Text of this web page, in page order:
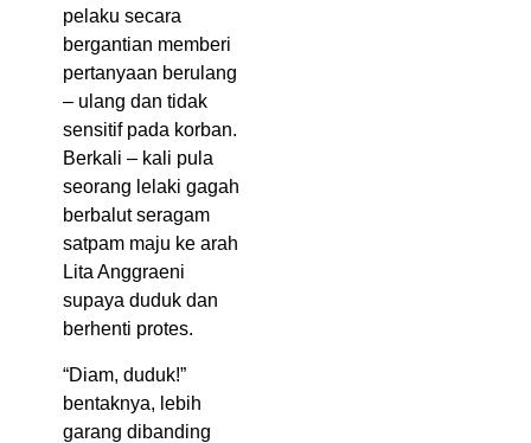
pelaku secara
bergantian memberi
pertanyaan berulang
– ulang dan tidak
sensitif pada korban.
Berkali – kali pula
seorang lelaki gagah
berbalut seragam
satpam maju ke arah
Lita Anggraeni
supaya duduk dan
berhenti protes.
“Diam, duduk!”
bentaknya, lebih
garang dibanding